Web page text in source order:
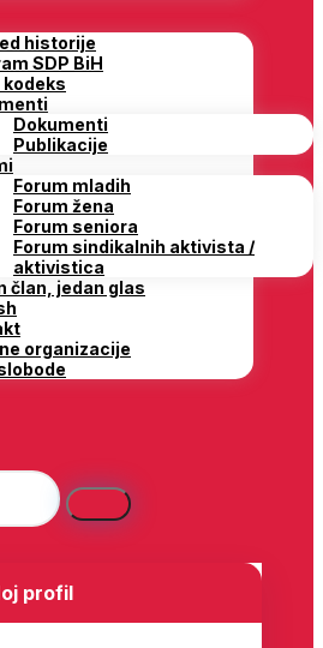
historije
SDP BiH
kodeks
Dokumenti
Publikacije
Forum mladih
Forum žena
Forum seniora
Forum sindikalnih aktivista /
aktivistica
član, jedan glas
organizacije
profil